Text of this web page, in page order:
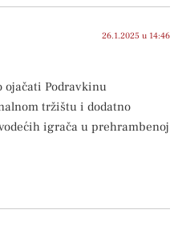
26.1.2025 u 14:46
ojačati Podravkinu
tržištu i dodatno
igrača u prehrambenoj